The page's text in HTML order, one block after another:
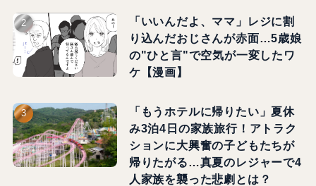
「いいんだよ、ママ」レジに割
り込んだおじさんが赤面…5歳娘
の"ひと言"で空気が一変したワ
ケ【漫画】
「もうホテルに帰りたい」夏休
み3泊4日の家族旅行！アトラク
ションに大興奮の子どもたちが
帰りたがる…真夏のレジャーで4
人家族を襲った悲劇とは？